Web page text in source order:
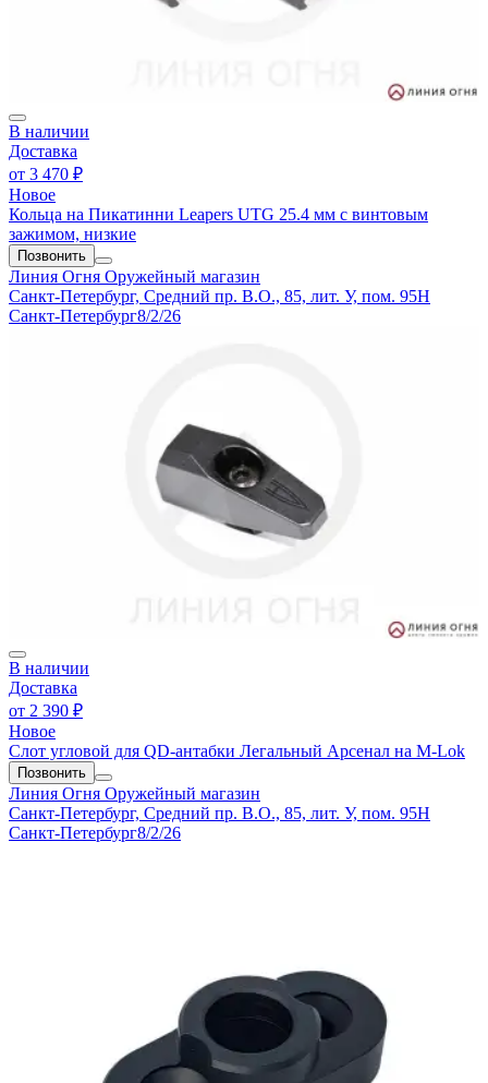
В наличии
Доставка
от 3 470 ₽
Новое
Кольца на Пикатинни Leapers UTG 25.4 мм с винтовым
зажимом, низкие
Позвонить
Линия Огня Оружейный магазин
Санкт-Петербург, Средний пр. В.О., 85, лит. У, пом. 95Н
Санкт-Петербург8/2/26
В наличии
Доставка
от 2 390 ₽
Новое
Слот угловой для QD-антабки Легальный Арсенал на M-Lok
Позвонить
Линия Огня Оружейный магазин
Санкт-Петербург, Средний пр. В.О., 85, лит. У, пом. 95Н
Санкт-Петербург8/2/26